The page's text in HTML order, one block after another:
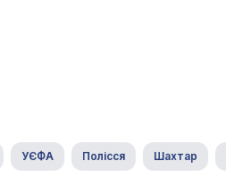
УЄФА Полісся Шахтар